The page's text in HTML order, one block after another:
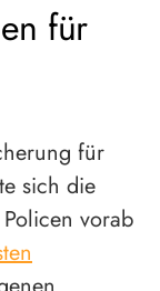
für
für
sich die
vorab